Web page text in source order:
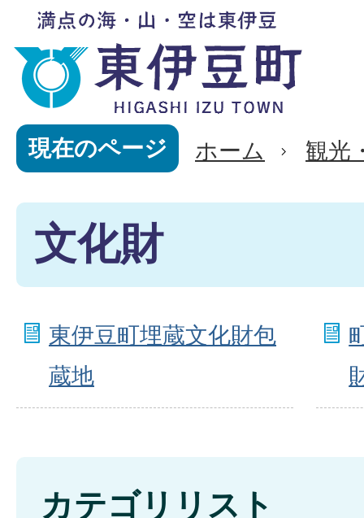
現在のページ ホーム 観光
文化財
東伊豆町埋蔵文化財包
蔵地
カテゴリリスト